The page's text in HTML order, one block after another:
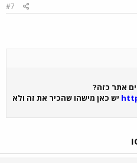
#7
אתר כזה?
יש כאן מישהו שהכיר את זה ולא